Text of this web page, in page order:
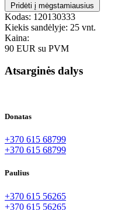
Pridėti į mėgstamiausius
Kodas: 120130333
Kiekis sandėlyje: 25 vnt.
Kaina:
90 EUR su PVM
Atsarginės dalys
Donatas
+370 615 68799
+370 615 68799
Paulius
+370 615 56265
+370 615 56265